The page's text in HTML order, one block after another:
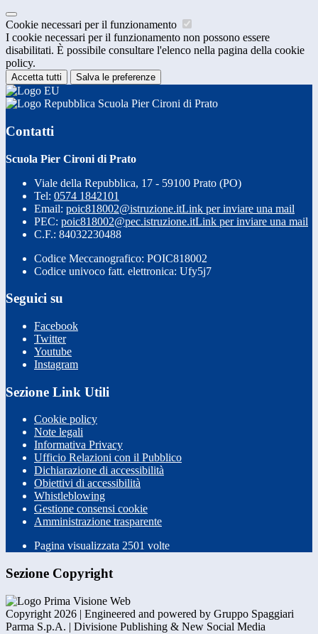
Cookie necessari per il funzionamento
I cookie necessari per il funzionamento non possono essere
disabilitati. È possibile consultare l'elenco nella pagina della cookie
policy.
Accetta tutti Salva le preferenze
Scuola Pier Cironi di Prato
Contatti
Scuola Pier Cironi di Prato
Viale della Repubblica, 17 - 59100 Prato (PO)
Tel: 0574 1842101
Email: poic818002@istruzione.itLink per inviare una mail
PEC: poic818002@pec.istruzione.itLink per inviare una mail
C.F.: 84032230488
Codice Meccanografico: POIC818002
Codice univoco fatt. elettronica: Ufy5j7
Seguici su
Facebook
Twitter
Youtube
Instagram
Sezione Link Utili
Cookie policy
Note legali
Informativa Privacy
Ufficio Relazioni con il Pubblico
Dichiarazione di accessibilità
Obiettivi di accessibilità
Whistleblowing
Gestione consensi cookie
Amministrazione trasparente
Pagina visualizzata 2501 volte
Sezione Copyright
Copyright 2026 | Engineered and powered by Gruppo Spaggiari
Parma S.p.A. | Divisione Publishing & New Social Media